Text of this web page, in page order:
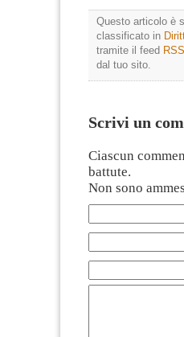
Questo articolo è
classificato in
tramite il feed
dal tuo sito.
Scrivi un
Ciascun
battute.
Non sono